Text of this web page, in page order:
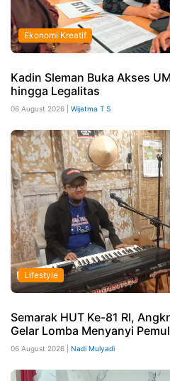
Ekonomi Kreatif
Kadin Sleman Buka Akses
hingga Legalitas
06 August 2026 | Wijatma T S
Lifestyle
Semarak HUT Ke-81 RI,
Gelar Lomba Menyanyi
06 August 2026 | Nadi Mulyadi